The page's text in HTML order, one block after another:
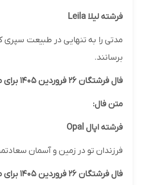
فرشته لیلا Leila
مدتی را به تنهایی در طبیعت سپری
برسانند.
فال فرشتگان ۲۶ فروردین ۱۴۰۵ برای متولدین آبان
متن فال:
فرشته اپال Opal
فرزندان تو در زمین و آسمان
فال فرشتگان ۲۶ فروردین ۱۴۰۵ برای متولدین آذر